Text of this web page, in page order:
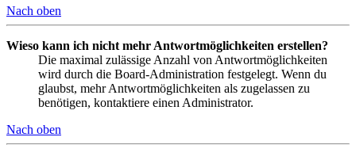
Nach oben
Wieso kann ich nicht mehr Antwortmöglichkeiten erstellen?
Die maximal zulässige Anzahl von Antwortmöglichkeiten
wird durch die Board-Administration festgelegt. Wenn du
glaubst, mehr Antwortmöglichkeiten als zugelassen zu
benötigen, kontaktiere einen Administrator.
Nach oben